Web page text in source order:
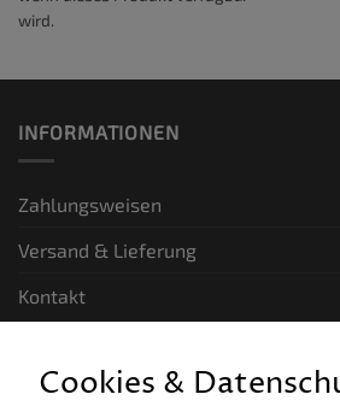
wird.
INFORMATIONEN
Zahlungsweisen
Versand & Lieferung
Kontakt
Cookies &